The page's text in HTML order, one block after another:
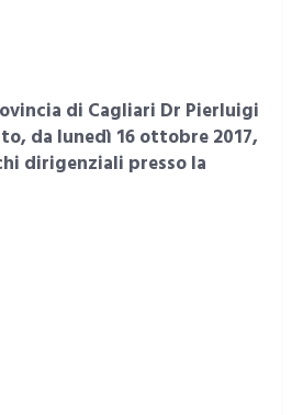
di Cagliari Dr Pierluigi
da lunedì 16 ottobre 2017,
dirigenziali presso la